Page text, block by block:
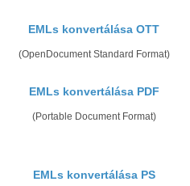
EMLs konvertálása OTT
(OpenDocument Standard Format)
EMLs konvertálása PDF
(Portable Document Format)
EMLs konvertálása PS